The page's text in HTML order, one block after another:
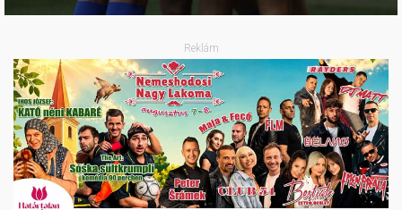
Reklám